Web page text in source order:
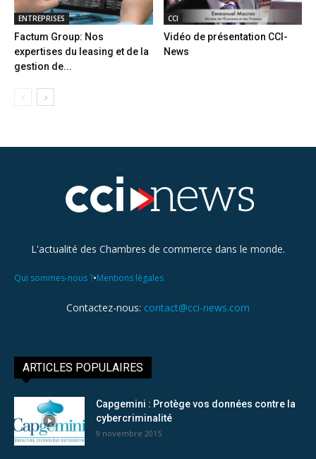
ENTREPRISES
Factum Group: Nos
expertises du leasing et de la
gestion de...
CCI
Vidéo de présentation CCI-
News
L'actualité des Chambres de commerce dans le monde.
Qui sommes-nous ?•Mentions légales
Contactez-nous: contact@cci-news.com
ARTICLES POPULAIRES
Capgemini : Protège vos données contre la
cybercriminalité
9 novembre 2015